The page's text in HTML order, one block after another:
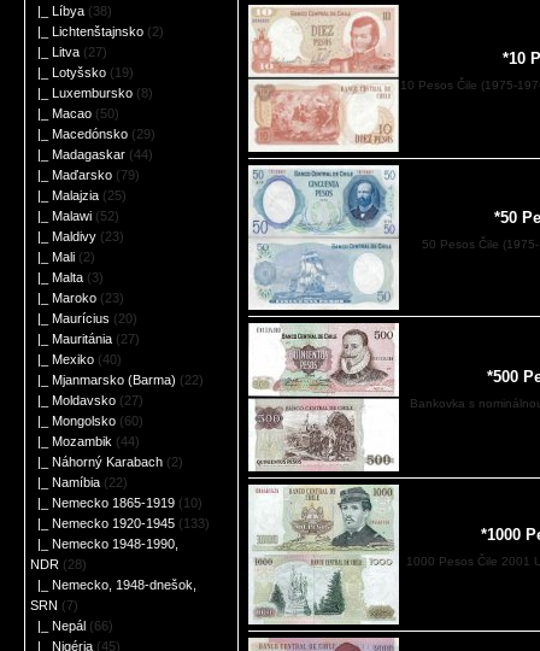
|_ Líbya (38)
|_ Lichtenštajnsko (2)
|_ Litva (27)
|_ Lotyšsko (19)
|_ Luxembursko (8)
|_ Macao (50)
|_ Macedónsko (29)
|_ Madagaskar (44)
|_ Maďarsko (79)
|_ Malajzia (25)
|_ Malawi (52)
|_ Maldivy (23)
|_ Mali (2)
|_ Malta (3)
|_ Maroko (23)
|_ Maurícius (20)
|_ Mauritánia (27)
|_ Mexiko (40)
|_ Mjanmarsko (Barma) (22)
|_ Moldavsko (27)
|_ Mongolsko (60)
|_ Mozambik (44)
|_ Náhorný Karabach (2)
|_ Namíbia (22)
|_ Nemecko 1865-1919 (10)
|_ Nemecko 1920-1945 (133)
|_ Nemecko 1948-1990,
NDR (28)
|_ Nemecko, 1948-dnešok,
SRN (7)
|_ Nepál (66)
|_ Nigéria (45)
*10
10 Pesos Čile (1975-
*50
50 Pesos Čile
*500
Bankovka s
*1000
1000 Pesos Čile 2001